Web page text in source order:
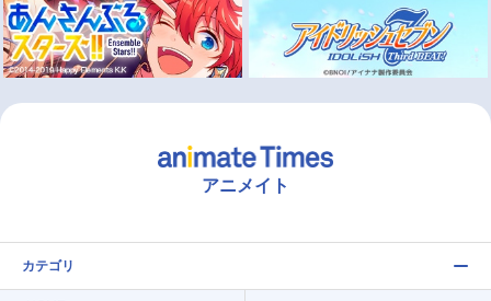
アニメイト
カテゴリ